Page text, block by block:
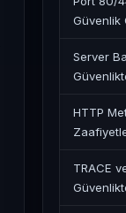
Güvenlik
Server
HTTP
TRACE